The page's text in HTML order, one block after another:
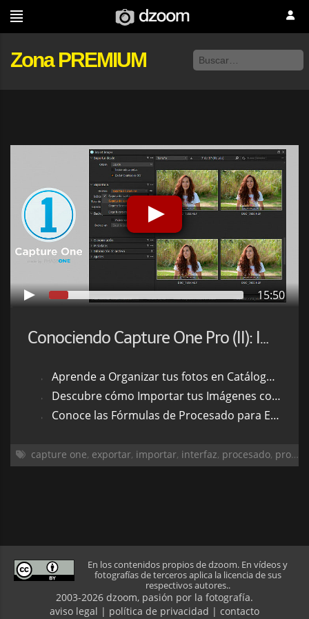
Zona PREMIUM
15:50
Conociendo Capture One Pro (II): Importar y Exportar
Aprende a Organizar tus fotos en Catálogos y Sesiones
Descubre cómo Importar tus Imágenes con diferentes Métodos
Conoce las Fórmulas de Procesado para Exportar tus Fotos
capture one, exportar, importar, interfaz, procesado, programas
En los contenidos propios de dzoom. En vídeos y
fotografías de terceros aplica la licencia de sus
respectivos autores..
2003-2026 dzoom, pasión por la fotografía.
aviso legal | política de privacidad | contacto